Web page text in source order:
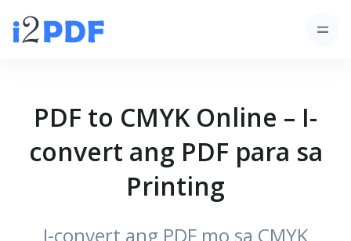
PDF to CMYK Online – I-
convert ang PDF para sa
Printing
I-convert ang PDF mo sa CMYK